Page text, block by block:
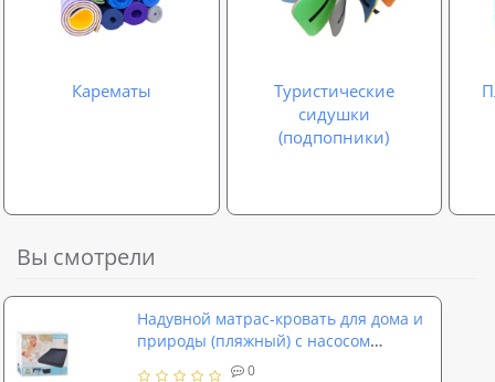
Карематы
Туристические
сидушки
(подпопники)
Вы смотрели
Надувной матрас-кровать для дома и
природы (пляжный) с насосом
203х152см Intex (66769)
0